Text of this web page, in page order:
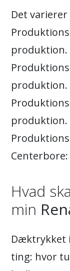
Det
produktion.
produktion.
produktion.
Centerbore:
Hvad
min
Dæktrykket
ting: hvor